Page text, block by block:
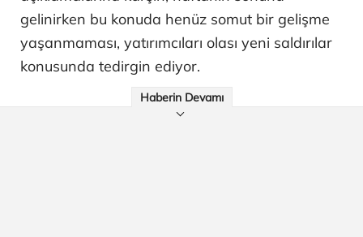
gelinirken bu konuda henüz somut bir gelişme
yaşanmaması, yatırımcıları olası yeni saldırılar
konusunda tedirgin ediyor.
Haberin Devamı